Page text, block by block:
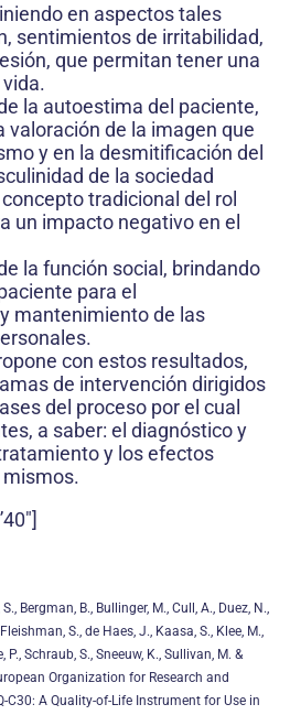
en aspectos tales
sentimientos de irritabilidad,
que permitan tener una
la autoestima del pa­ciente,
valoración de la imagen que
y en la des­mitificación del
de la sociedad
tradicional del rol
un impacto negativo en el
la función social, brin­dando
para el
mantenimiento de las
con estos resultados,
de intervención di­rigidos
del proceso por el cual
a saber: el diagnóstico y
y los efectos
Bergman, B., Bullinger, M., Cull, A., Duez, N.,
S., de Haes, J., Kaasa, S., Klee, M.,
P., Schraub, S., Sneeuw, K., Sullivan, M. &
Organization for Research and
C30: A Quality-of-Life Instrument for Use in